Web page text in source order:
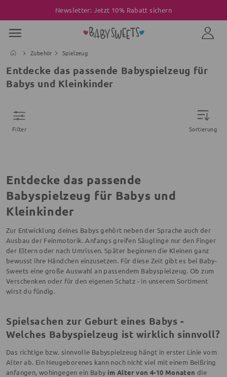
Newsletter: Jetzt 10% Rabatt sichern
Zubehör Spielzeug
Entdecke das passende Babyspielzeug für
Babys und Kleinkinder
Filter Sortierung
Entdecke das passende
Babyspielzeug für Babys und
Kleinkinder
Zur Entwicklung deines Babys gehört neben der Sprache auch der
Ausbau der Feinmotorik. Anfangs greifen Säuglinge nur den Finger
der Eltern oder nach Umrissen. Später beginnen die Kleinen ganz
bewusst ihre Händchen einzusetzen. Für diese Zeit gibt es bei Baby-
Sweets eine große Auswahl an passendem Babyspielzeug. Ob zum
Verschenken oder für den eigenen Schatz - in unserem Sortiment
wirst du fündig.
Spielsachen zur Geburt eines Babys -
Welches Babyspielzeug ist wirklich sinnvoll?
Das richtige bzw. sinnvolle Babyspielzeug hängt in erster Linie vom
Alter ab. Ein Neugeborenes kann noch nicht viel mit einem Beißring
anfangen, wohingegen ein Baby im Alter von 4-10 Monaten die